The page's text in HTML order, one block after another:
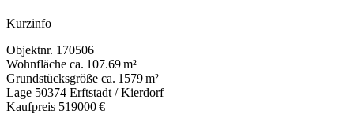
Kurzinfo
Objektnr. 170506
Wohnfläche ca. 107.69 m²
Grundstücksgröße ca. 1579 m²
Lage 50374 Erftstadt / Kierdorf
Kaufpreis 519000 €